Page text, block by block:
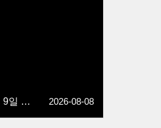
2026년 8월 9일 주보 2026-08-08